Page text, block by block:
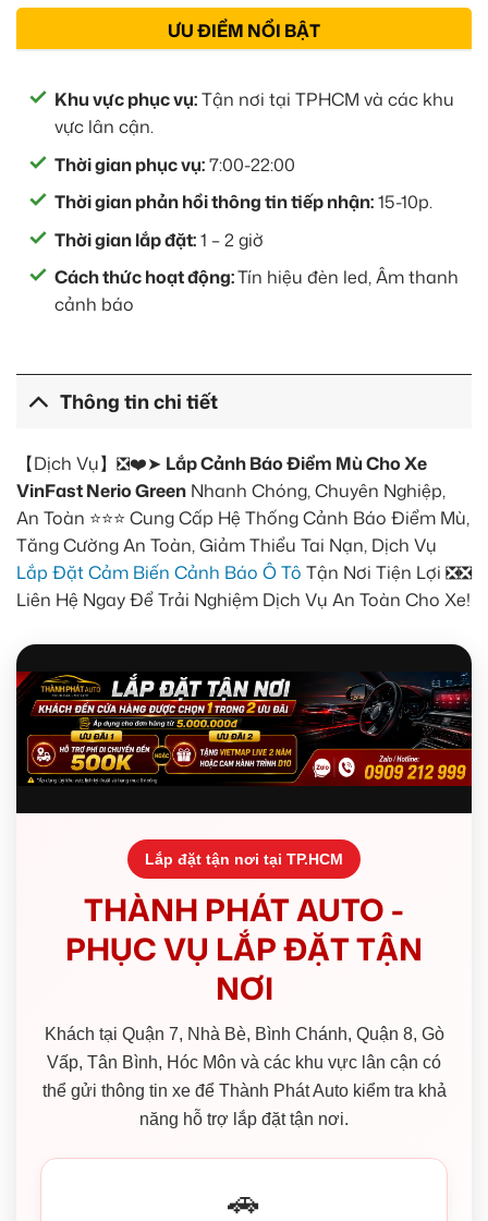
ƯU ĐIỂM NỔI BẬT
Khu vực phục vụ:Tận nơi tại TPHCM và các khu
vực lân cận.
Thời gian phục vụ:7:00-22:00
Thời gian phản hồi thông tin tiếp nhận:15-10p.
Thời gian lắp đặt:1 – 2 giờ
Cách thức hoạt động:Tín hiệu đèn led, Âm thanh
cảnh báo
Thông tin chi tiết
【Dịch Vụ】❎❤️➤ Lắp Cảnh Báo Điểm Mù Cho Xe
VinFast Nerio Green Nhanh Chóng, Chuyên Nghiệp,
An Toàn ⭐⭐⭐ Cung Cấp Hệ Thống Cảnh Báo Điểm Mù,
Tăng Cường An Toàn, Giảm Thiểu Tai Nạn, Dịch Vụ
Lắp Đặt Cảm Biến Cảnh Báo Ô Tô Tận Nơi Tiện Lợi ❎❎
Liên Hệ Ngay Để Trải Nghiệm Dịch Vụ An Toàn Cho Xe!
Lắp đặt tận nơi tại TP.HCM
THÀNH PHÁT AUTO -
PHỤC VỤ LẮP ĐẶT TẬN
NƠI
Khách tại Quận 7, Nhà Bè, Bình Chánh, Quận 8, Gò
Vấp, Tân Bình, Hóc Môn và các khu vực lân cận có
thể gửi thông tin xe để Thành Phát Auto kiểm tra khả
năng hỗ trợ lắp đặt tận nơi.
🚗